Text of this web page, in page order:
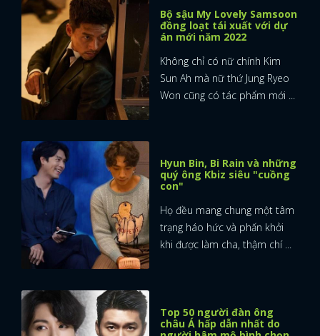
Bộ sậu My Lovely Samsoon
đồng loạt tái xuất với dự
án mới năm 2022
Không chỉ có nữ chính Kim
Sun Ah mà nữ thứ Jung Ryeo
Won cũng có tác phẩm mới ...
Hyun Bin, Bi Rain và những
quý ông Kbiz siêu "cuồng
con"
Họ đều mang chung một tâm
trạng háo hức và phấn khởi
khi được làm cha, thậm chí ...
Top 50 người đàn ông
châu Á hấp dẫn nhất do